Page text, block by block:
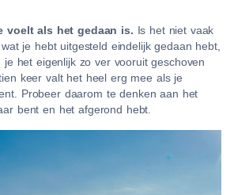
voelt als het gedaan is. Is het niet vaak
je hebt uitgesteld eindelijk gedaan hebt,
het eigenlijk zo ver vooruit geschoven
keer valt het heel erg mee als je
Probeer daarom te denken aan het
bent en het afgerond hebt.